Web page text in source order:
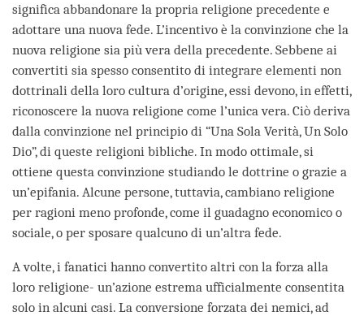
significa abbandonare la propria religione precedente e
adottare una nuova fede. L’incentivo è la convinzione che la
nuova religione sia più vera della precedente. Sebbene ai
convertiti sia spesso consentito di integrare elementi non
dottrinali della loro cultura d’origine, essi devono, in effetti,
riconoscere la nuova religione come l’unica vera. Ciò deriva
dalla convinzione nel principio di “Una Sola Verità, Un Solo
Dio”, di queste religioni bibliche. In modo ottimale, si
ottiene questa convinzione studiando le dottrine o grazie a
un’epifania. Alcune persone, tuttavia, cambiano religione
per ragioni meno profonde, come il guadagno economico o
sociale, o per sposare qualcuno di un’altra fede.
A volte, i fanatici hanno convertito altri con la forza alla
loro religione- un’azione estrema ufficialmente consentita
solo in alcuni casi. La conversione forzata dei nemici, ad